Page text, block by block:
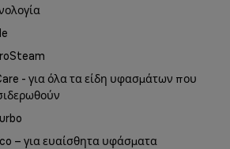
- για όλα τα είδη υφασμάτων που
– για ευαίσθητα υφάσματα